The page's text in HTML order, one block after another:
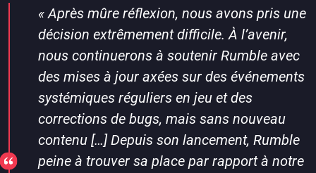
«Après mûre réflexion, nous avons pris une
décision extrêmement difficile. À l’avenir,
nous continuerons à soutenir Rumble avec
des mises à jour axées sur des événements
systémiques réguliers en jeu et des
corrections de bugs, mais sans nouveau
contenu […] Depuis son lancement, Rumble
peine à trouver sa place par rapport à notre